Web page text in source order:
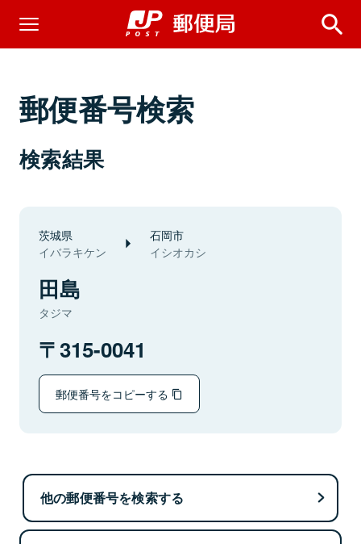
郵便番号検索
検索結果
茨城県
イバラキケン
石岡市
イシオカシ
田島
タジマ
315-0041
郵便番号をコピーする
他の郵便番号を検索する